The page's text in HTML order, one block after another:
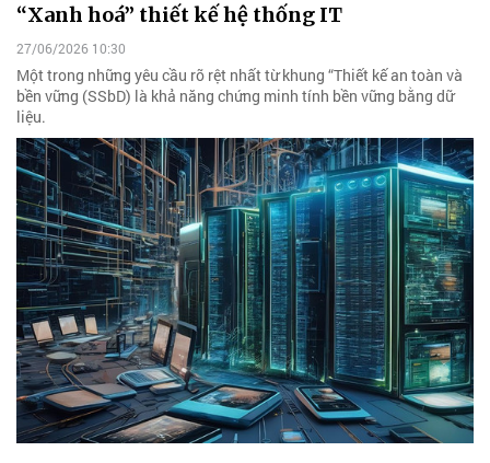
“Xanh hoá” thiết kế hệ thống IT
27/06/2026 10:30
Một trong những yêu cầu rõ rệt nhất từ khung “Thiết kế an toàn và
bền vững (SSbD) là khả năng chứng minh tính bền vững bằng dữ
liệu.